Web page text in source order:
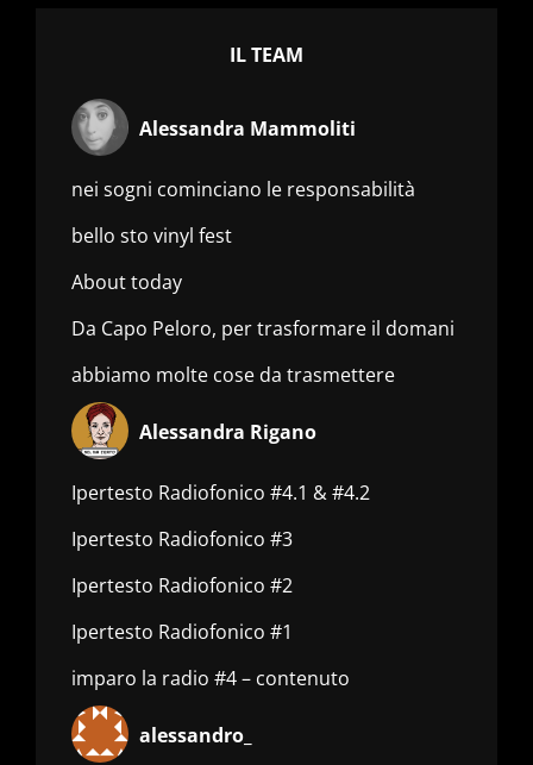
IL TEAM
Alessandra Mammoliti
nei sogni cominciano le responsabilità
bello sto vinyl fest
About today
Da Capo Peloro, per trasformare il domani
abbiamo molte cose da trasmettere
Alessandra Rigano
Ipertesto Radiofonico #4.1 & #4.2
Ipertesto Radiofonico #3
Ipertesto Radiofonico #2
Ipertesto Radiofonico #1
imparo la radio #4 – contenuto
alessandro_